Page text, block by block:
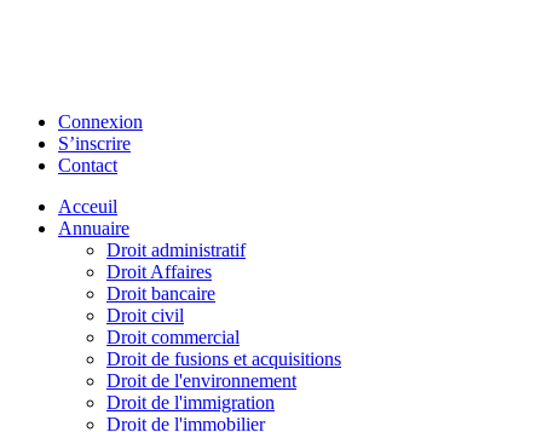
Connexion
S’inscrire
Contact
Acceuil
Annuaire
Droit administratif
Droit Affaires
Droit bancaire
Droit civil
Droit commercial
Droit de fusions et acquisitions
Droit de l'environnement
Droit de l'immigration
Droit de l'immobilier